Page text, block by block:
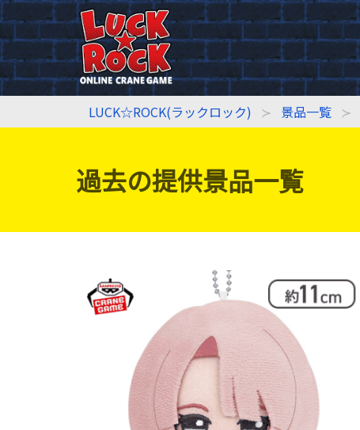
LUCK☆ROCK(ラックロック) 景品一覧
過去の提供景品一覧